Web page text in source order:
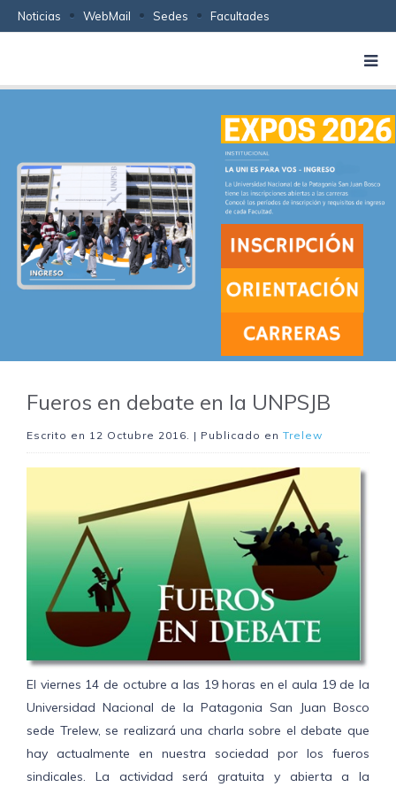
Noticias WebMail Sedes Facultades
Fueros en debate en la UNPSJB
Escrito en 12 Octubre 2016. | Publicado en Trelew
El viernes 14 de octubre a las 19 horas en el aula 19 de la
Universidad Nacional de la Patagonia San Juan Bosco
sede Trelew, se realizará una charla sobre el debate que
hay actualmente en nuestra sociedad por los fueros
sindicales. La actividad será gratuita y abierta a la